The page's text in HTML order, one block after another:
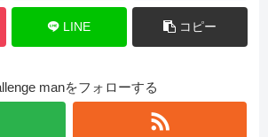
LINE コピー
manをフォローする